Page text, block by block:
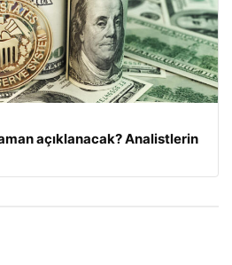
açıklanacak? Analistlerin